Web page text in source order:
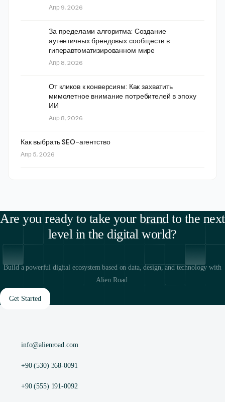
Апр 9, 2026
За пределами алгоритма: Создание
аутентичных брендовых сообществ в
гиперавтоматизированном мире
Апр 8, 2026
От кликов к конверсиям: Как захватить
мимолетное внимание потребителей в эпоху
ИИ
Апр 8, 2026
Как выбрать SEO-агентство
Апр 5, 2026
Are you ready to take your brand to the next
level in the digital world?
Build a powerful digital ecosystem based on data, design, and technology with
Alien Road.
Get Started
info@alienroad.com
+90 (530) 368-0091
+90 (555) 191-0092